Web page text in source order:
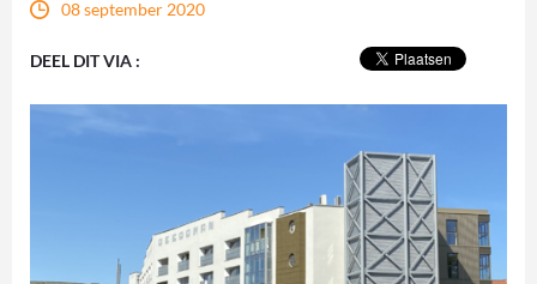
08 september 2020
DEEL DIT VIA :